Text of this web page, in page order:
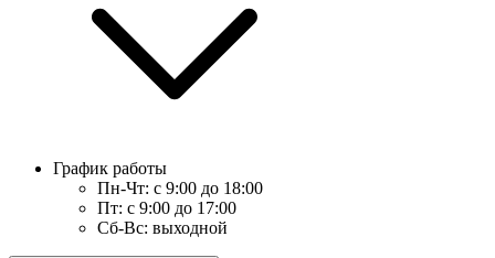
График работы
Пн-Чт: с 9:00 до 18:00
Пт: с 9:00 до 17:00
Сб-Вс: выходной